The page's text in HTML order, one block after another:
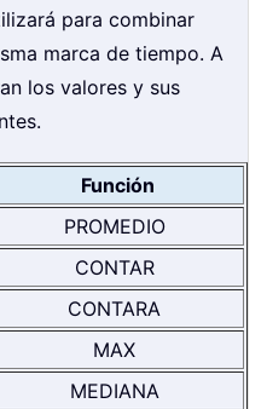
para combinar
marca de tiempo. A
los valores y sus
Función
PROMEDIO
CONTAR
CONTARA
MAX
MEDIANA